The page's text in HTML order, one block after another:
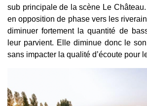
sub principale de la scène Le
en opposition de phase vers les
diminuer fortement la quantité de
leur parvient. Elle diminue donc le
sans impacter la qualité d’écoute pour